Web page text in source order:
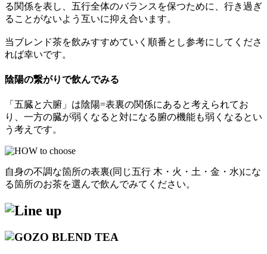
る関係を表し、五行全体のバランスを保つために、行き過ぎ
ることがないよう互いに抑え合います。
当ブレンド茶を飲みすすめていく順番とし参考にしてくださ
れば幸いです。
陰陽の繋がりで飲んでみる
「五臓と六腑」は陰陽=表裏の関係にあると考えられてお
り、一方の臓が弱くなると対になる腑の機能も弱くなるとい
う考えです。
自身の不調な箇所の表裏(同じ五行 木・火・土・金・水)にな
る箇所のお茶を選んで飲んでみてください。